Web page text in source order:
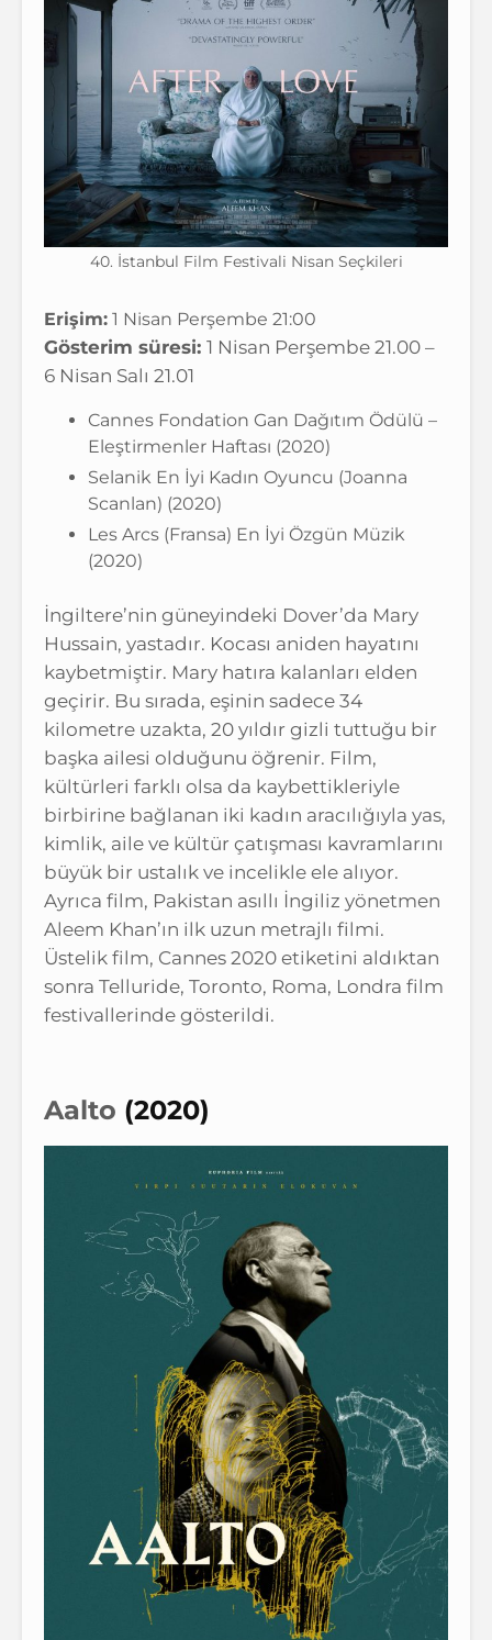
40. İstanbul Film Festivali Nisan Seçkileri
Erişim: 1 Nisan Perşembe 21:00
Gösterim süresi: 1 Nisan Perşembe 21.00 –
6 Nisan Salı 21.01
Cannes Fondation Gan Dağıtım Ödülü –
Eleştirmenler Haftası (2020)
Selanik En İyi Kadın Oyuncu (Joanna
Scanlan) (2020)
Les Arcs (Fransa) En İyi Özgün Müzik
(2020)
İngiltere’nin güneyindeki Dover’da Mary
Hussain, yastadır. Kocası aniden hayatını
kaybetmiştir. Mary hatıra kalanları elden
geçirir. Bu sırada, eşinin sadece 34
kilometre uzakta, 20 yıldır gizli tuttuğu bir
başka ailesi olduğunu öğrenir. Film,
kültürleri farklı olsa da kaybettikleriyle
birbirine bağlanan iki kadın aracılığıyla yas,
kimlik, aile ve kültür çatışması kavramlarını
büyük bir ustalık ve incelikle ele alıyor.
Ayrıca film, Pakistan asıllı İngiliz yönetmen
Aleem Khan’ın ilk uzun metrajlı filmi.
Üstelik film, Cannes 2020 etiketini aldıktan
sonra Telluride, Toronto, Roma, Londra film
festivallerinde gösterildi.
Aalto (2020)